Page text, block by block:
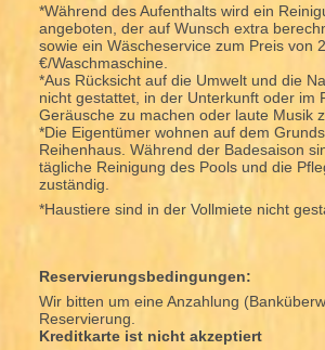
*Während des Aufenthalts wird ein
angeboten, der auf Wunsch extra
sowie ein Wäscheservice zum Preis von
€/Waschmaschine.
*Aus Rücksicht auf die Umwelt und die
nicht gestattet, in der Unterkunft oder im
Geräusche zu machen oder laute Musik
*Die Eigentümer wohnen auf dem
Reihenhaus. Während der Badesaison
tägliche Reinigung des Pools und die
zuständig.
*Haustiere sind in der Vollmiete nicht
Reservierungsbedingungen:
Wir bitten um eine Anzahlung
Reservierung.
Kreditkarte ist nicht akzeptiert